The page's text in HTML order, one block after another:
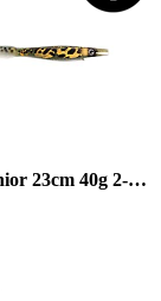
Pig Tail Junior 23cm 40g 2-pack Gäddjigg